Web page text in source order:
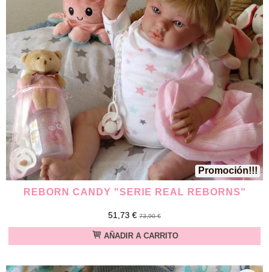
Promoción!!!
REBORN CANDY "SERIE REAL REBORNS"
51,73 € 73,90 €
AÑADIR A CARRITO